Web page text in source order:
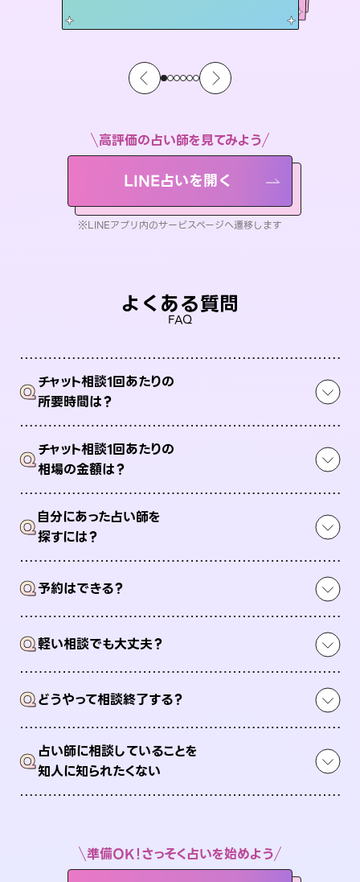
高評価の占い師を見てみよう
LINE占いを開く
※LINEアプリ内のサービスページへ遷移します
よくある質問
FAQ
Qチャット相談1回あたりの
所要時間は？
Qチャット相談1回あたりの
相場の金額は？
Q自分にあった占い師を
探すには？
Q予約はできる？
Q軽い相談でも大丈夫？
Qどうやって相談終了する？
Q占い師に相談していることを
知人に知られたくない
準備OK！さっそく占いを始めよう